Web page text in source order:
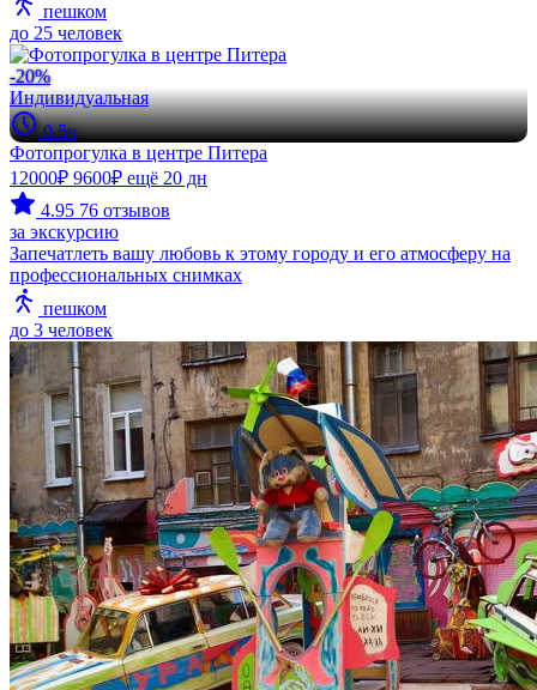
пешком
до 25 человек
-20%
Индивидуальная
0.5ч
Фотопрогулка в центре Питера
12000₽ 9600₽ ещё 20 дн
4.95 76 отзывов
за экскурсию
Запечатлеть вашу любовь к этому городу и его атмосферу на
профессиональных снимках
пешком
до 3 человек